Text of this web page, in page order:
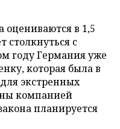
оцениваются в 1,5
столкнуться с
году Германия уже
которая была в
экстренных
компанией
планируется